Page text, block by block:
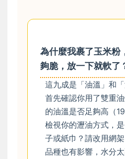
為什麼我裹了玉米粉
夠脆，放一下就軟了
這九成是「油溫」和「
首先確認你用了雙重
的油溫是否足夠高（
檢視你的瀝油方式，
子或紙巾？請改用網
品種也有影響，水分